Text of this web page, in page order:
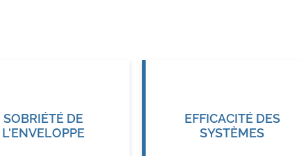
SOBRIÉTÉ DE
L'ENVELOPPE
EFFICACITÉ DES
SYSTÈMES